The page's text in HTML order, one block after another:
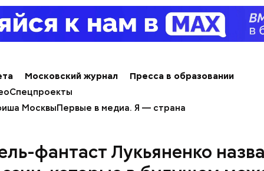
Московский журнал
Пресса в образовании
Спецпроекты
МосквыПервые в медиа. Я — страна
фантаст Лукьяненко